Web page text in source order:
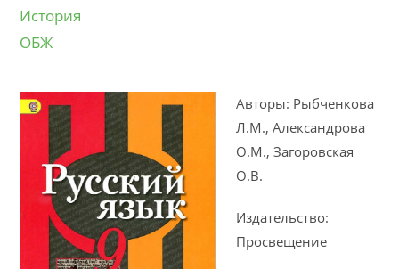
История
ОБЖ
Авторы: Рыбченкова
Л.М., Александрова
О.М., Загоровская
О.В.
Издательство:
Просвещение